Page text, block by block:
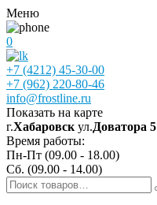
Меню
0
+7 (4212) 45-30-00
+7 (962) 220-80-46
info@frostline.ru
Показать на карте
г.Хабаровск ул.Доватора 5
Время работы:
Пн-Пт (09.00 - 18.00)
Сб. (09.00 - 14.00)